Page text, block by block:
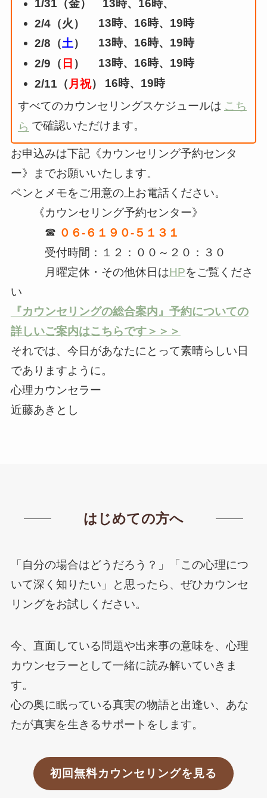
1/31（金） 13時、16時、
2/4（火）
13時、16時、19時
2/8（土）
13時、16時、19時
2/9（ 日 ）
13時、16時、19時
2/11（ 月祝）
16時、19時
すべてのカウンセリングスケジュールは こち
ら で確認いただけます。
お申込みは下記《カウンセリング予約センタ
ー》までお願いいたします。
ペンとメモをご用意の上お電話ください。
《カウンセリング予約センター》
☎ ０６-６１９０-５１３１
受付時間：１２：００～２０：３０
月曜定休・その他休日はHPをご覧くださ
い
『カウンセリングの総合案内』予約についての
詳しいご案内はこちらです＞＞＞
それでは、今日があなたにとって素晴らしい日
でありますように。
心理カウンセラー
近藤あきとし
はじめての方へ
「自分の場合はどうだろう？」「この心理につ
いて深く知りたい」と思ったら、ぜひカウンセ
リングをお試しください。
今、直面している問題や出来事の意味を、心理
カウンセラーとして一緒に読み解いていきま
す。
心の奥に眠っている真実の物語と出逢い、あな
たが真実を生きるサポートをします。
初回無料カウンセリングを見る